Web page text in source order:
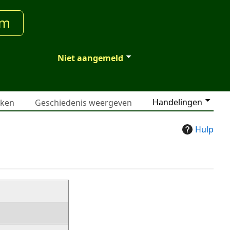
Niet aangemeld
Handelingen
Geschiedenis weergeven
Hulp